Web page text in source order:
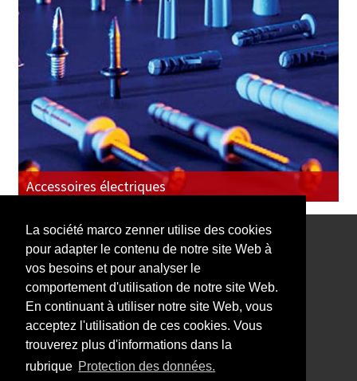
La société marco zenner utilise des cookies
pour adapter le contenu de notre site Web à
vos besoins et pour analyser le
comportement d'utilisation de notre site Web.
En continuant à utiliser notre site Web, vous
acceptez l'utilisation de ces cookies. Vous
trouverez plus d'informations dans la
rubrique Protection des données.
Accessoires électriques
Notre Newsletter vous intéresse?
Impressum
Protection des données